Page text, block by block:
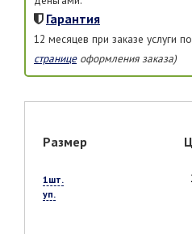
Гарантия
12 месяцев при заказе услуги
страницеоформления заказа)
Размер
1шт.
уп.